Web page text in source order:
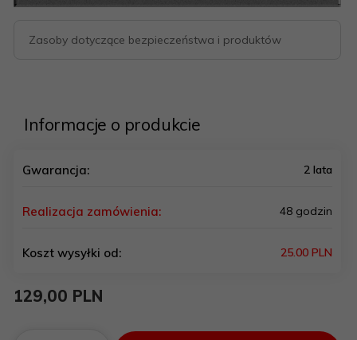
Zasoby dotyczące bezpieczeństwa i produktów
Informacje o produkcie
Gwarancja: 2 lata
Realizacja zamówienia: 48 godzin
Koszt wysyłki od: 25.00 PLN
129,00 PLN